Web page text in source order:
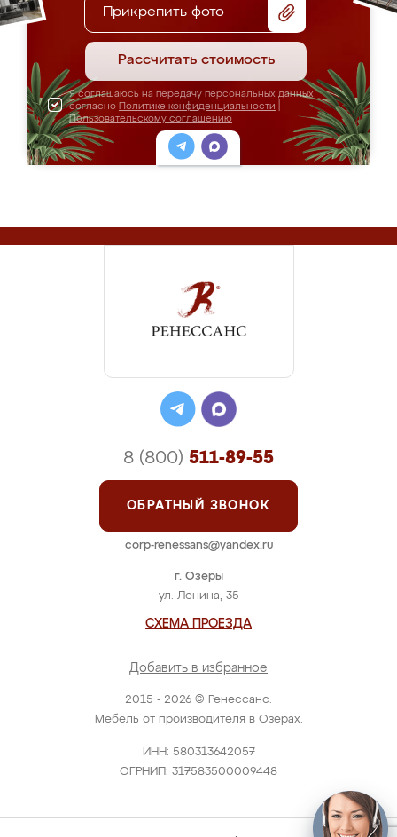
Прикрепить фото
Рассчитать стоимость
Я соглашаюсь на передачу персональных данных
согласно Политике конфиденциальности
Пользовательскому соглашению
2015 - 2026 © Ренессанс.
Мебель от производителя в Озерах.
ИНН: 580313642057
ОГРНИП: 317583500009448
г. Озеры
ул. Ленина, 35
СХЕМА ПРОЕЗДА
Добавить в избранное
8 (800) 511-89-55
ОБРАТНЫЙ ЗВОНОК
corp-renessans@yandex.ru